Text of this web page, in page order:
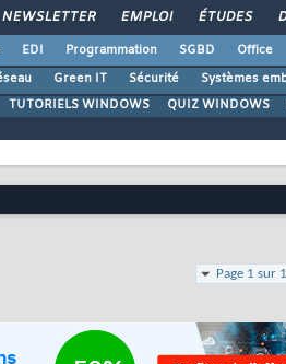
NEWSLETTER EMPLOI ÉTUDES
EDI Programmation SGBD Office
Green IT Sécurité Systèmes
TUTORIELS WINDOWS QUIZ WINDOWS
Page 1 sur